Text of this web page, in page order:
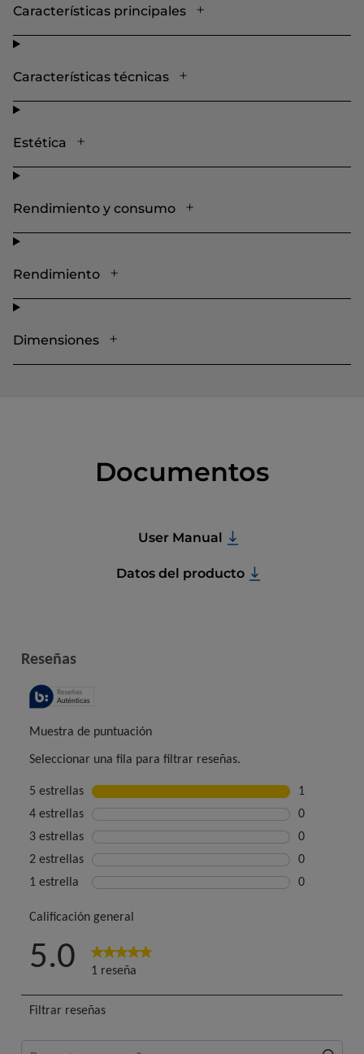
Características principales
Características técnicas
Estética
Rendimiento y consumo
Rendimiento
Dimensiones
Documentos
User Manual
Datos del producto